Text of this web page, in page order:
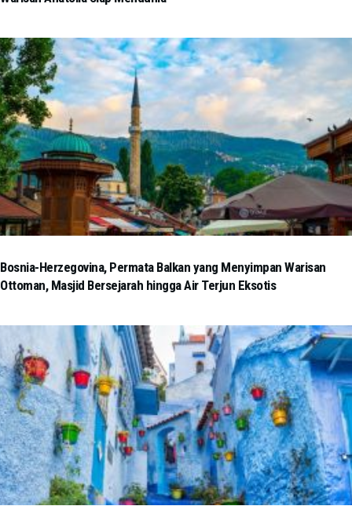
Bosnia-Herzegovina, Permata Balkan yang Menyimpan Warisan
Ottoman, Masjid Bersejarah hingga Air Terjun Eksotis